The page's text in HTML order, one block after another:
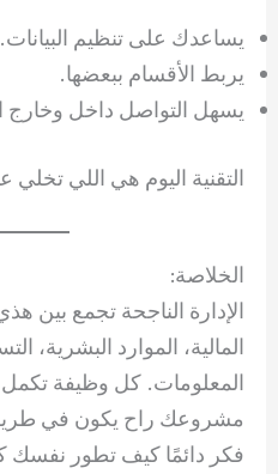
يساعدك على تنظيم البيانات.
يربط الأقسام ببعضها.
يسهل التواصل داخل وخارج
التقنية اليوم هي اللي تخلي
الخلاصة:
الإدارة الناجحة تجمع بين
المالية، الموارد البشرية،
المعلومات. كل وظيفة تكمل
مشروعك راح يكون في
فكر دائمًا كيف تطور نفسك